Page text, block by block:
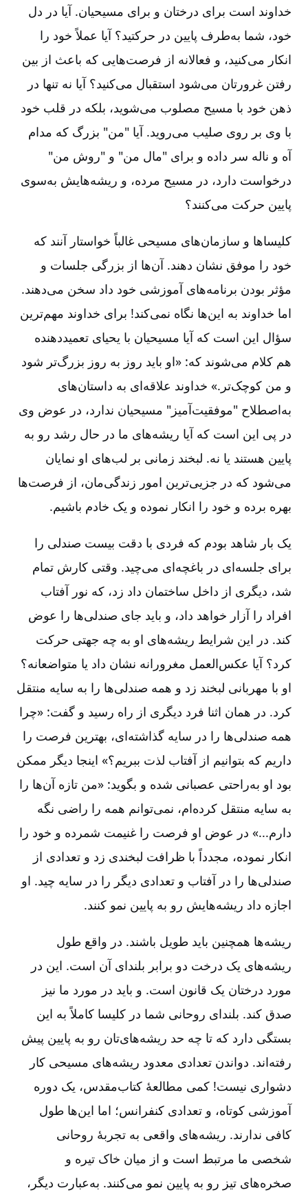
خداوند است برای درختان و برای مسیحیان. آیا در دل
خود، شما به‌طرف پایین در حرکتید؟ آیا عملاً خود را
انکار می‌کنید، و فعالانه از فرصت‌هایی که باعث از بین
رفتن غرورتان می‌شود استقبال می‌کنید؟ آیا نه تنها در
ذهن خود با مسیح مصلوب می‌شوید، بلکه در قلب خود
با وی بر روی صلیب می‌روید. آیا "من" بزرگ که مدام
آه و ناله سر داده و برای "مال من" و "روش من"
درخواست دارد، در مسیح مرده، و ریشه‌هایش به‌سوی
پایین حرکت می‌کنند؟
کلیساها و سازمان‌های مسیحی غالباً خواستار آنند که
خود را موفق نشان دهند. آن‌ها از بزرگی جلسات و
مؤثر بودن برنامه‌های آموزشی خود داد سخن می‌دهند.
اما خداوند به این‌ها نگاه نمی‌کند! برای خداوند مهم‌ترین
سؤال این است که آیا مسیحیان با یحیای تعمیددهنده
هم کلام می‌شوند که: «او باید روز به روز بزرگ‌تر شود
و من کوچک‌تر.» خداوند علاقه‌ای به داستان‌های
به‌اصطلاح "موفقیت‌آمیز" مسیحیان ندارد، در عوض وی
در پی این است که آیا ریشه‌های ما در حال رشد رو به
پایین هستند یا نه. لبخند زمانی بر لب‌های او نمایان
می‌شود که در جزیی‌ترین امور زندگی‌مان، از فرصت‌ها
بهره برده و خود را انکار نموده و یک خادم باشیم.
یک بار شاهد بودم که فردی با دقت بیست صندلی را
برای جلسه‌ای در باغچه‌ای می‌چید. وقتی کارش تمام
شد، دیگری از داخل ساختمان داد زد، که نور آفتاب
افراد را آزار خواهد داد، و باید جای صندلی‌ها را عوض
کند. در این شرایط ریشه‌های او به چه جهتی حرکت
کرد؟ آیا عکس‌العمل مغرورانه نشان داد یا متواضعانه؟
او با مهربانی لبخند زد و همه صندلی‌ها را به سایه منتقل
کرد. در همان اثنا فرد دیگری از راه رسید و گفت: «چرا
همه صندلی‌ها را در سایه گذاشته‌ای، بهترین فرصت را
داریم که بتوانیم از آفتاب لذت ببریم؟» اینجا دیگر ممکن
بود او به‌راحتی عصبانی شده و بگوید: «من تازه آن‌ها را
به سایه منتقل کرده‌ام، نمی‌توانم همه را راضی نگه
دارم...» در عوض او فرصت را غنیمت شمرده و خود را
انکار نموده، مجدداً با ظرافت لبخندی زد و تعدادی از
صندلی‌ها را در آفتاب و تعدادی دیگر را در سایه چید. او
اجازه داد ریشه‌هایش رو به پایین نمو کنند.
ریشه‌ها همچنین باید طویل باشند. در واقع طول
ریشه‌های یک درخت دو برابر بلندای آن است. این در
مورد درختان یک قانون است. و باید در مورد ما نیز
صدق کند. بلندای روحانی شما در کلیسا کاملاً به این
بستگی دارد که تا چه حد ریشه‌های‌تان رو به پایین پیش
رفته‌اند. دواندن تعدادی معدود ریشه‌های مسیحی کار
دشواری نیست! کمی مطالعۀ کتاب‌مقدس، یک دوره
آموزشی کوتاه، و تعدادی کنفرانس؛ اما این‌ها طول
کافی ندارند. ریشه‌های واقعی به تجربۀ روحانی
شخصی ما مرتبط است و از میان خاک تیره و
صخره‌های تیز رو به پایین نمو می‌کنند. به‌عبارت دیگر،